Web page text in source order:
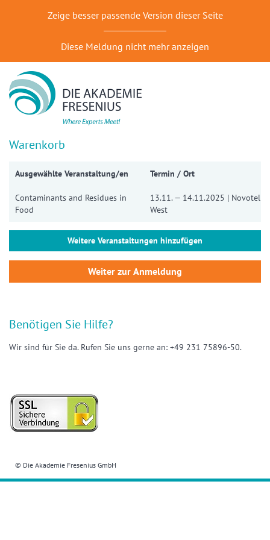
Zeige besser passende Version dieser Seite
Diese Meldung nicht mehr anzeigen
Warenkorb
Ausgewählte Veranstaltung/en Termin / Ort
Contaminants and Residues in
Food
13.11. — 14.11.2025 | Novotel
West
Weitere Veranstaltungen hinzufügen
Benötigen Sie Hilfe?
Wir sind für Sie da. Rufen Sie uns gerne an: +49 231 75896-50.
© Die Akademie Fresenius GmbH